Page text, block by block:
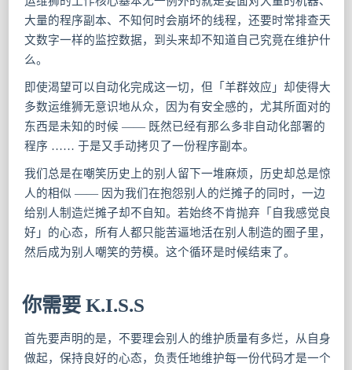
大量的程序副本、不知何时会崩坏的线程，还要时常排查天
文数字一样的监控数据，到头来却不知道自己究竟在维护什
么。
即使渴望可以自动化完成这一切，但「羊群效应」却使得大
多数运维狮无意识地从众，因为有安全感的，尤其所面对的
东西是未知的时候 —— 既然已经有那么多非自动化部署的
程序 …… 于是又手动拷贝了一份程序副本。
我们总是在嘲笑历史上的别人留下一堆麻烦，历史却总是惊
人的相似 —— 因为我们在抱怨别人的烂摊子的同时，一边
给别人制造烂摊子却不自知。若始终不肯抛弃「自我感觉良
好」的心态，所有人都只能苦逼地活在别人制造的圈子里，
然后成为别人嘲笑的劳模。这个循环是时候结束了。
你需要 K.I.S.S
首先要声明的是，不要理会别人的维护质量有多烂，从自身
做起，保持良好的心态，负责任地维护每一份代码才是一个